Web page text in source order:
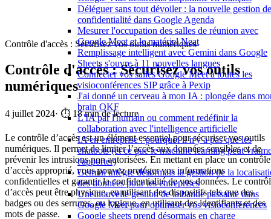
Déléguer sans tout dévoiler : la nouvelle gestion
confidentialité dans Google Agenda
Mesurer l'occupation des salles de réunion avec
Google Meet et le matériel Neat
Remplissage intelligent avec Gemini dans Google
Sheets s'ouvre à 11 nouvelles langues
Connecter vos salles Google Meet à toutes les
visioconférences SIP grâce à Pexip
J'ai donné un cerveau à mon IA : plongée dans
brain OKF
L'IA par l'humain ou comment redéfinir la
collaboration avec l'intelligence artificielle
IA en entreprise : pourquoi il n'y a pas que les
chatbots (et ce que le machine learning peut
t'apporter)
Gemini intègre désormais la gestion de la
des données pour les entreprises
Une nouvelle gestion de la bande passante dans
Google Meet pour optimiser vos visioconférences
Google sheets prend désormais en charge
Contrôle d'accès : Sécurisez vos outils numériques
Contrôle d'accès : Sécurisez vos outils
numériques
4 juillet 2024· ⏱️ 18 min de lecture
Le contrôle d’accès est un élément essentiel pour sécuriser vos outils
numériques. Il permet de limiter l’accès aux données sensibles et de
prévenir les intrusions non autorisées. En mettant en place un contrôle
d’accès approprié, vous pouvez protéger vos informations
confidentielles et garantir la confidentialité de vos données. Le
d’accès peut être physique, en utilisant des dispositifs tels que des
badges ou des serrures, ou logique, en utilisant des identifiants et des
mots de passe.